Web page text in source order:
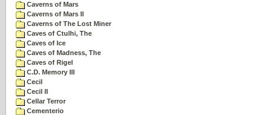
Caverns of Mars
Caverns of Mars II
Caverns of The Lost Miner
Caves of Ctulhi, The
Caves of Ice
Caves of Madness, The
Caves of Rigel
C.D. Memory III
Cecil
Cecil II
Cellar Terror
Cementerio